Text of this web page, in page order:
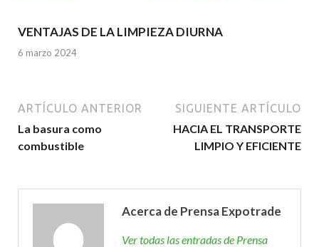
VENTAJAS DE LA LIMPIEZA DIURNA
6 marzo 2024
ARTÍCULO ANTERIOR
La basura como
combustible
SIGUIENTE ARTÍCULO
HACIA EL TRANSPORTE
LIMPIO Y EFICIENTE
Acerca de Prensa Expotrade
Ver todas las entradas de Prensa